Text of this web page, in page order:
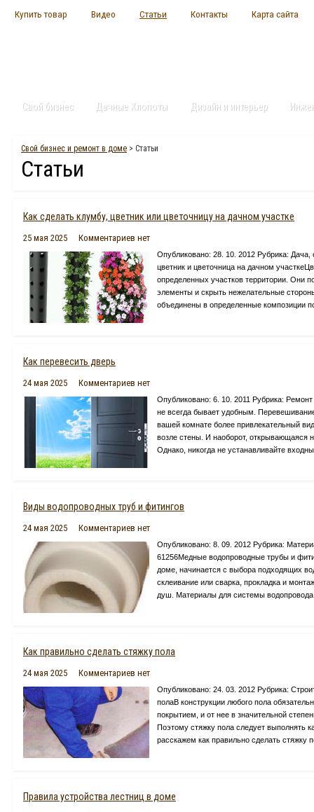
Купить товар Видео Статьи Контакты Карта сайта
Свой бизнес Дачные Хлопоты Дизайн и интерьер
Свой бизнес и ремонт в доме > Статьи
Статьи
Как сделать клумбу, цветник или цветочницу на дачном участке
25 мая 2025 Комментариев нет
Опубликовано: 28. 10. 2012 Рубрика:
цветник и цветочница на дачном
определенных участков территории. Они
элементы и скрыть нежелательные
объединены в определенные композиции
Как перевесить дверь
24 мая 2025 Комментариев нет
Опубликовано: 6. 10. 2011 Рубрика:
не всегда бывает удобным.
вашей комнате более привлекательный
возле стены. И наоборот, открывающаяся
Однако, никогда не устанавливайте
Виды водопроводных труб и фитингов
24 мая 2025 Комментариев нет
Опубликовано: 8. 09. 2012 Рубрика:
61256Медные водопроводные трубы и
доме, начинается с выбора подходящих
склеивание или сварка, прокладка и
душ. Материалы для системы
Как правильно сделать стяжку пола
24 мая 2025 Комментариев нет
Опубликовано: 24. 03. 2012 Рубрика:
полаВ конструкции любого пола
покрытием, и от нее в значительной
Поэтому стяжку пола следует выполнять
расскажем как правильно сделать стяжку
Правила устройства лестниц в доме